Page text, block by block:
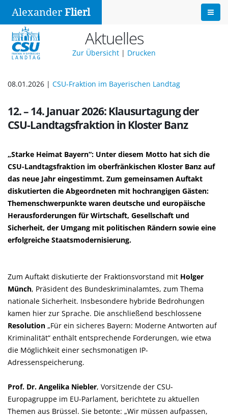
Alexander Flierl
Aktuelles
Zur Übersicht | Drucken
08.01.2026 | CSU-Fraktion im Bayerischen Landtag
12. – 14. Januar 2026: Klausurtagung der
CSU-Landtagsfraktion in Kloster Banz
Starke Heimat Bayern“: Unter diesem Motto hat sich die
CSU-Landtagsfraktion im oberfränkischen Kloster Banz auf
das neue Jahr eingestimmt. Zum gemeinsamen Auftakt
diskutierten die Abgeordneten mit hochrangigen Gästen:
Themenschwerpunkte waren deutsche und europäische
Herausforderungen für Wirtschaft, Gesellschaft und
Sicherheit, der Umgang mit politischen Rändern sowie eine
erfolgreiche Staatsmodernisierung.
Zum Auftakt diskutierte der Fraktionsvorstand mit Holger
Münch, Präsident des Bundeskriminalamtes, zum Thema
nationale Sicherheit. Insbesondere hybride Bedrohungen
kamen hier zur Sprache. Die anschließend beschlossene
Resolution Für ein sicheres Bayern: Moderne Antworten auf
Kriminalität“ enthält entsprechende Forderungen, wie etwa
die Möglichkeit einer sechsmonatigen IP-
Adressenspeicherung.
Prof. Dr. Angelika Niebler, Vorsitzende der CSU-
Europagruppe im EU-Parlament, berichtete zu aktuellen
Themen aus Brüssel. Sie betonte: „Wir müssen aufpassen,